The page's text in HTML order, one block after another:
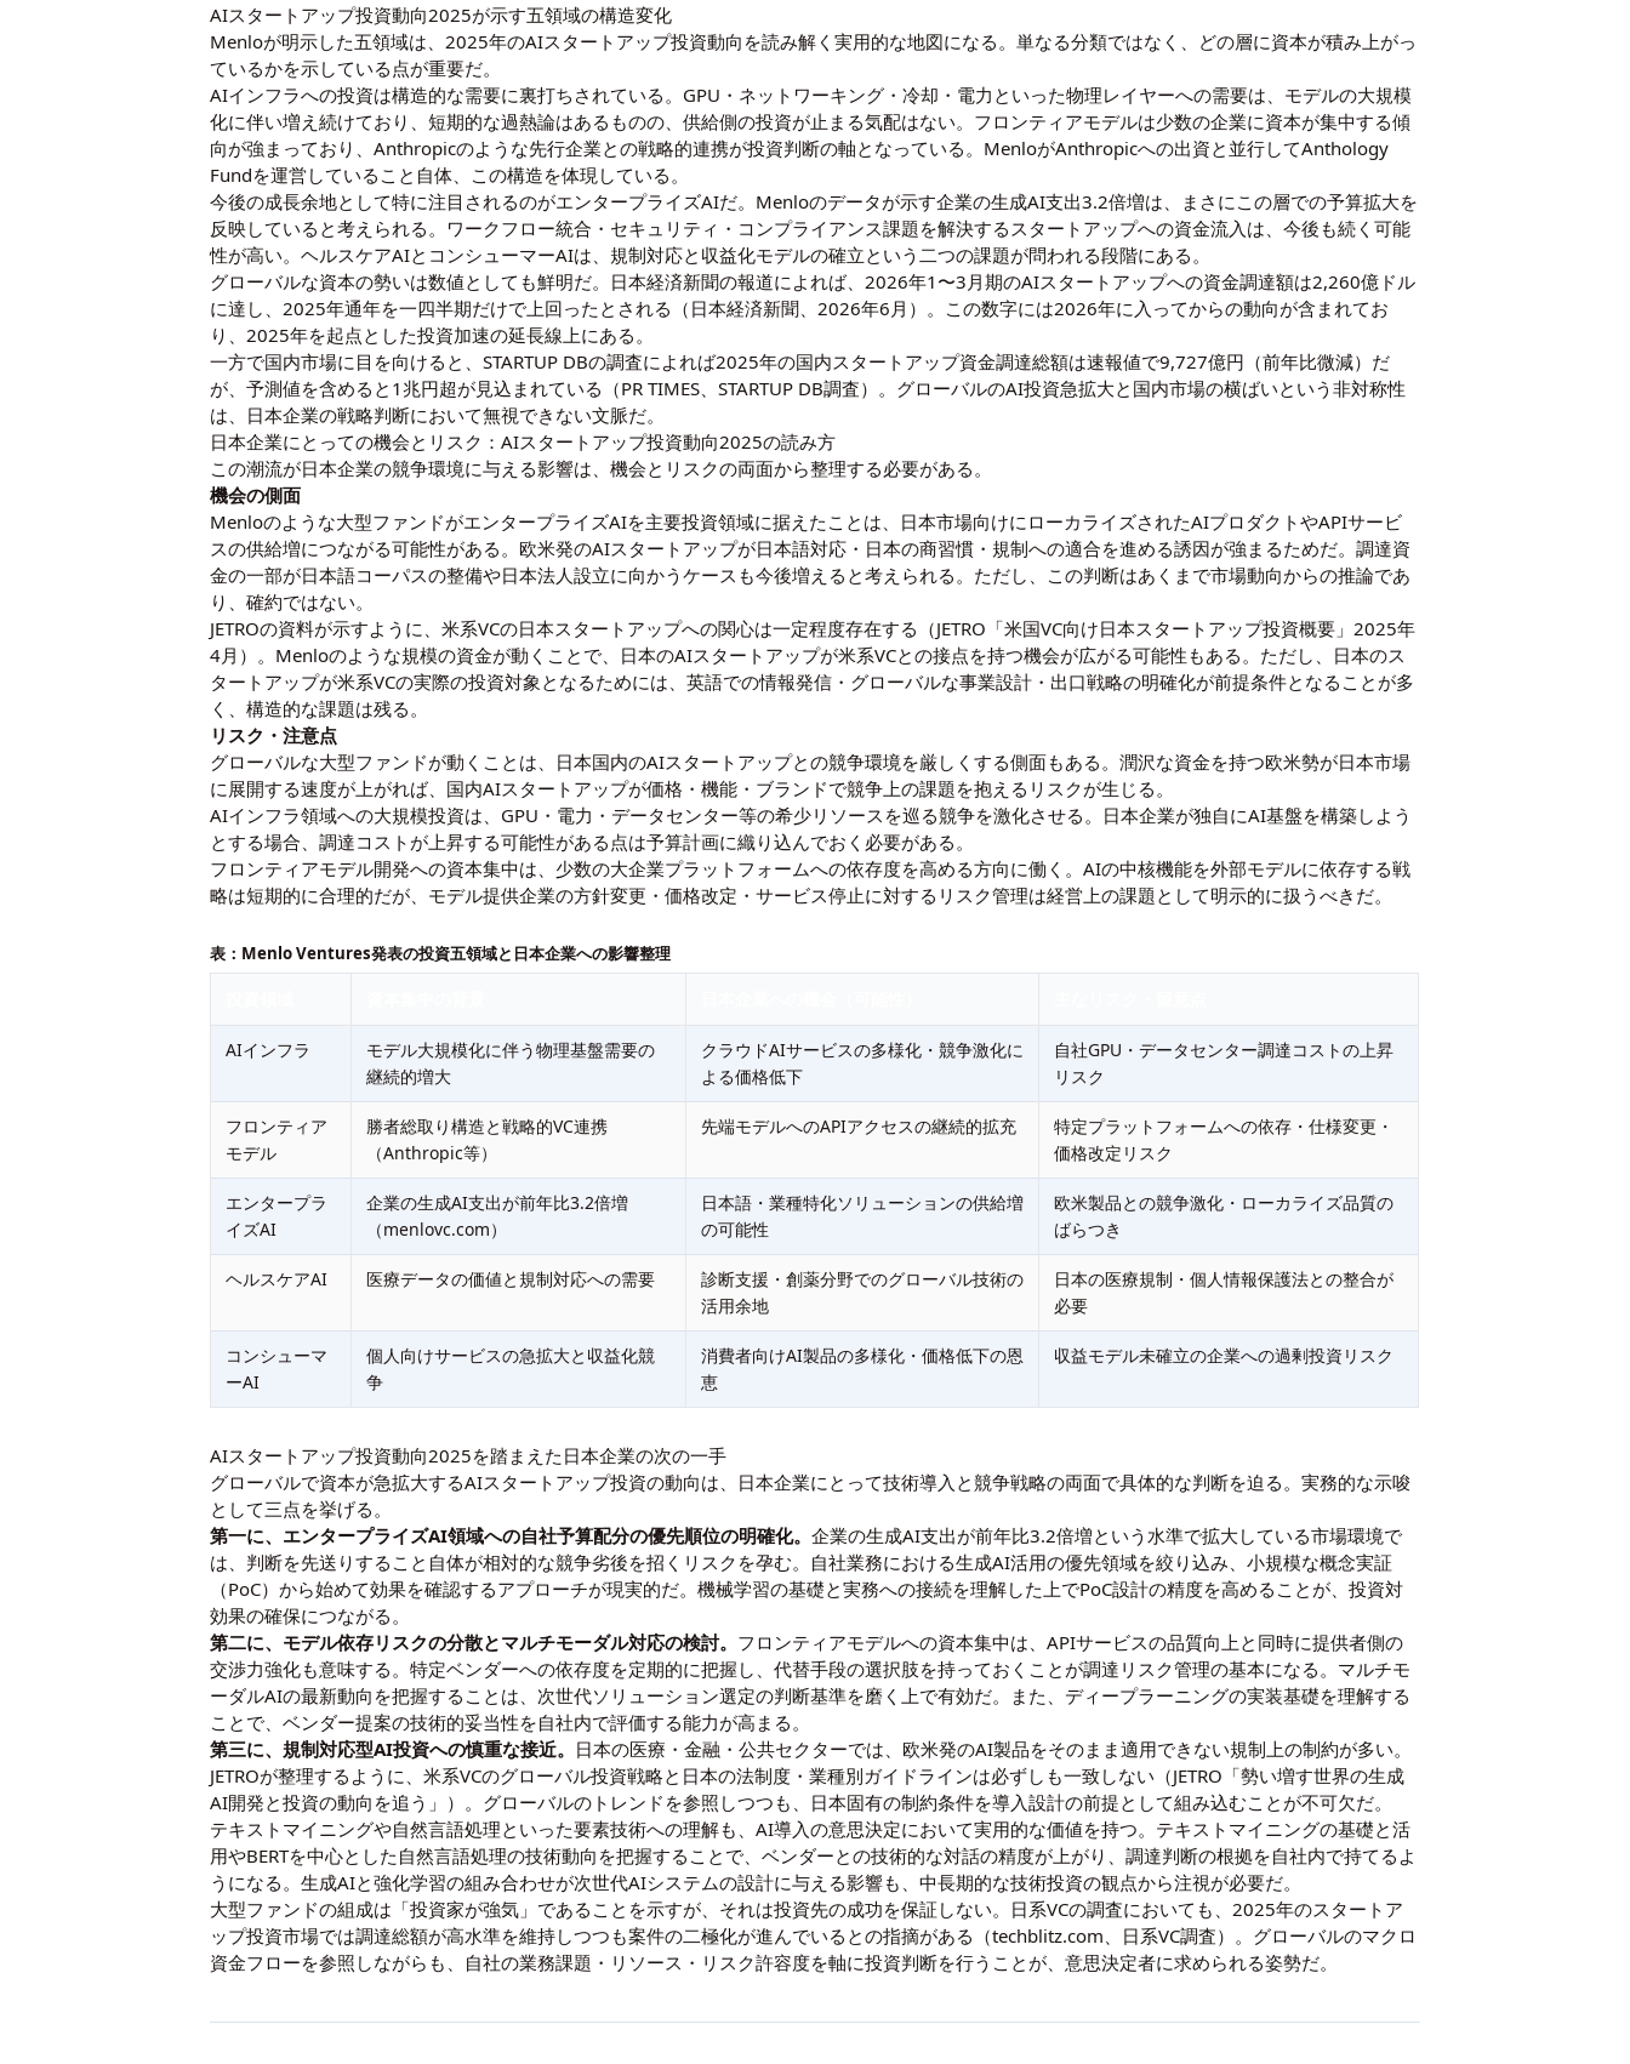
AIスタートアップ投資動向2025が示す五領域の構造変化
Menloが明示した五領域は、2025年のAIスタートアップ投資動向を読み解く実用的な地図になる。単なる分類ではなく、どの層に資本が積み上がっ
ているかを示している点が重要だ。
AIインフラへの投資は構造的な需要に裏打ちされている。GPU・ネットワーキング・冷却・電力といった物理レイヤーへの需要は、モデルの大規模
化に伴い増え続けており、短期的な過熱論はあるものの、供給側の投資が止まる気配はない。フロンティアモデルは少数の企業に資本が集中する傾
向が強まっており、Anthropicのような先行企業との戦略的連携が投資判断の軸となっている。MenloがAnthropicへの出資と並行してAnthology
Fundを運営していること自体、この構造を体現している。
今後の成長余地として特に注目されるのがエンタープライズAIだ。Menloのデータが示す企業の生成AI支出3.2倍増は、まさにこの層での予算拡大を
反映していると考えられる。ワークフロー統合・セキュリティ・コンプライアンス課題を解決するスタートアップへの資金流入は、今後も続く可能
性が高い。ヘルスケアAIとコンシューマーAIは、規制対応と収益化モデルの確立という二つの課題が問われる段階にある。
グローバルな資本の勢いは数値としても鮮明だ。日本経済新聞の報道によれば、2026年1〜3月期のAIスタートアップへの資金調達額は2,260億ドル
に達し、2025年通年を一四半期だけで上回ったとされる（ 日本経済新聞、2026年6月 ）。この数字には2026年に入ってからの動向が含まれてお
り、2025年を起点とした投資加速の延長線上にある。
一方で国内市場に目を向けると、STARTUP DBの調査によれば2025年の国内スタートアップ資金調達総額は速報値で9,727億円（前年比微減）だ
が、予測値を含めると1兆円超が見込まれている（PR TIMES、STARTUP DB調査）。グローバルのAI投資急拡大と国内市場の横ばいという非対称性
は、日本企業の戦略判断において無視できない文脈だ。
日本企業にとっての機会とリスク：AIスタートアップ投資動向2025の読み方
この潮流が日本企業の競争環境に与える影響は、機会とリスクの両面から整理する必要がある。
機会の側面
Menloのような大型ファンドがエンタープライズAIを主要投資領域に据えたことは、日本市場向けにローカライズされたAIプロダクトやAPIサービ
スの供給増につながる可能性がある。欧米発のAIスタートアップが日本語対応・日本の商習慣・規制への適合を進める誘因が強まるためだ。調達資
金の一部が日本語コーパスの整備や日本法人設立に向かうケースも今後増えると考えられる。ただし、この判断はあくまで市場動向からの推論であ
り、確約ではない。
JETROの資料が示すように、米系VCの日本スタートアップへの関心は一定程度存在する（JETRO「米国VC向け日本スタートアップ投資概要」2025年
4月 ）。Menloのような規模の資金が動くことで、日本のAIスタートアップが米系VCとの接点を持つ機会が広がる可能性もある。ただし、日本のス
タートアップが米系VCの実際の投資対象となるためには、英語での情報発信・グローバルな事業設計・出口戦略の明確化が前提条件となることが多
く、構造的な課題は残る。
リスク・注意点
グローバルな大型ファンドが動くことは、日本国内のAIスタートアップとの競争環境を厳しくする側面もある。潤沢な資金を持つ欧米勢が日本市場
に展開する速度が上がれば、国内AIスタートアップが価格・機能・ブランドで競争上の課題を抱えるリスクが生じる。
AIインフラ領域への大規模投資は、GPU・電力・データセンター等の希少リソースを巡る競争を激化させる。日本企業が独自にAI基盤を構築しよう
とする場合、調達コストが上昇する可能性がある点は予算計画に織り込んでおく必要がある。
フロンティアモデル開発への資本集中は、少数の大企業プラットフォームへの依存度を高める方向に働く。AIの中核機能を外部モデルに依存する戦
略は短期的に合理的だが、モデル提供企業の方針変更・価格改定・サービス停止に対するリスク管理は経営上の課題として明示的に扱うべきだ。
表：Menlo Ventures発表の投資五領域と日本企業への影響整理
AIインフラ
モデル大規模化に伴う物理基盤需要の
継続的増大
クラウドAIサービスの多様化・競争激化に
よる価格低下
自社GPU・データセンター調達コストの上昇
リスク
フロンティア
モデル
勝者総取り構造と戦略的VC連携
（Anthropic等）
先端モデルへのAPIアクセスの継続的拡充
特定プラットフォームへの依存・仕様変更・
価格改定リスク
エンタープラ
イズAI
企業の生成AI支出が前年比3.2倍増
（menlovc.com）
日本語・業種特化ソリューションの供給増
の可能性
欧米製品との競争激化・ローカライズ品質の
ばらつき
ヘルスケアAI 医療データの価値と規制対応への需要
診断支援・創薬分野でのグローバル技術の
活用余地
日本の医療規制・個人情報保護法との整合が
必要
コンシューマ
ーAI
個人向けサービスの急拡大と収益化競
争
消費者向けAI製品の多様化・価格低下の恩
恵
収益モデル未確立の企業への過剰投資リスク
AIスタートアップ投資動向2025を踏まえた日本企業の次の一手
グローバルで資本が急拡大するAIスタートアップ投資の動向は、日本企業にとって技術導入と競争戦略の両面で具体的な判断を迫る。実務的な示唆
として三点を挙げる。
第一に、エンタープライズAI領域への自社予算配分の優先順位の明確化。企業の生成AI支出が前年比3.2倍増という水準で拡大している市場環境で
は、判断を先送りすること自体が相対的な競争劣後を招くリスクを孕む。自社業務における生成AI活用の優先領域を絞り込み、小規模な概念実証
（PoC）から始めて効果を確認するアプローチが現実的だ。機械学習の基礎と実務への接続を理解した上でPoC設計の精度を高めることが、投資対
効果の確保につながる。
第二に、モデル依存リスクの分散とマルチモーダル対応の検討。 フロンティアモデルへの資本集中は、APIサービスの品質向上と同時に提供者側の
交渉力強化も意味する。特定ベンダーへの依存度を定期的に把握し、代替手段の選択肢を持っておくことが調達リスク管理の基本になる。 マルチモ
ーダルAIの最新動向 を把握することは、次世代ソリューション選定の判断基準を磨く上で有効だ。また、 ディープラーニングの実装基礎を理解する
ことで、ベンダー提案の技術的妥当性を自社内で評価する能力が高まる。
第三に、規制対応型AI投資への慎重な接近。 日本の医療・金融・公共セクターでは、欧米発のAI製品をそのまま適用できない規制上の制約が多い。
JETROが整理するように、米系VCのグローバル投資戦略と日本の法制度・業種別ガイドラインは必ずしも一致しない（JETRO「勢い増す世界の生成
AI開発と投資の動向を追う」 ）。グローバルのトレンドを参照しつつも、日本固有の制約条件を導入設計の前提として組み込むことが不可欠だ。
テキストマイニングや自然言語処理といった要素技術への理解も、AI導入の意思決定において実用的な価値を持つ。 テキストマイニングの基礎と活
用やBERTを中心とした自然言語処理の技術動向 を把握することで、ベンダーとの技術的な対話の精度が上がり、調達判断の根拠を自社内で持てるよ
うになる。生成AIと強化学習の組み合わせが次世代AIシステムの設計に与える影響も、中長期的な技術投資の観点から注視が必要だ。
大型ファンドの組成は「投資家が強気」であることを示すが、それは投資先の成功を保証しない。日系VCの調査においても、2025年のスタートア
ップ投資市場では調達総額が高水準を維持しつつも案件の二極化が進んでいるとの指摘がある（techblitz.com、日系VC調査）。グローバルのマクロ
資金フローを参照しながらも、自社の業務課題・リソース・リスク許容度を軸に投資判断を行うことが、意思決定者に求められる姿勢だ。